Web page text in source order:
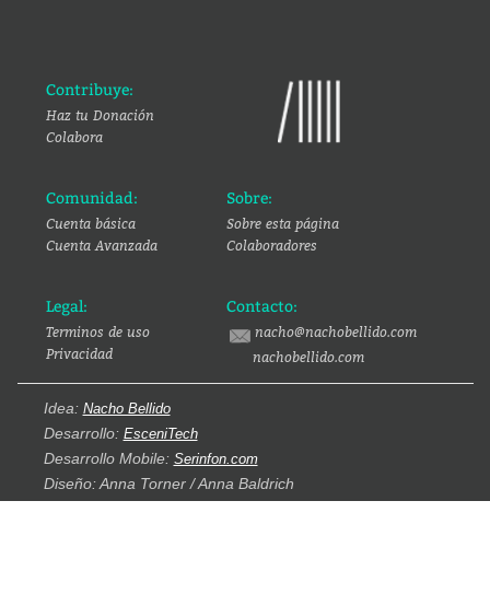
Contribuye:
Haz tu Donación
Colabora
Comunidad:
Cuenta básica
Cuenta Avanzada
Sobre:
Sobre esta página
Colaboradores
Legal:
Terminos de uso
Privacidad
Contacto:
nacho@nachobellido.com
nachobellido.com
Idea: Nacho Bellido
Desarrollo: EsceniTech
Desarrollo Mobile: Serinfon.com
Diseño: Anna Torner / Anna Baldrich